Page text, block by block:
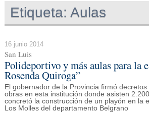
Etiqueta: Aulas
16 junio 2014
San Luis
Polideportivo y más aulas para la
Rosenda Quiroga”
El gobernador de la Provincia firmó
obras en esta institución donde asisten
concretó la construcción de un playón en la
Los Molles del departamento Belgrano